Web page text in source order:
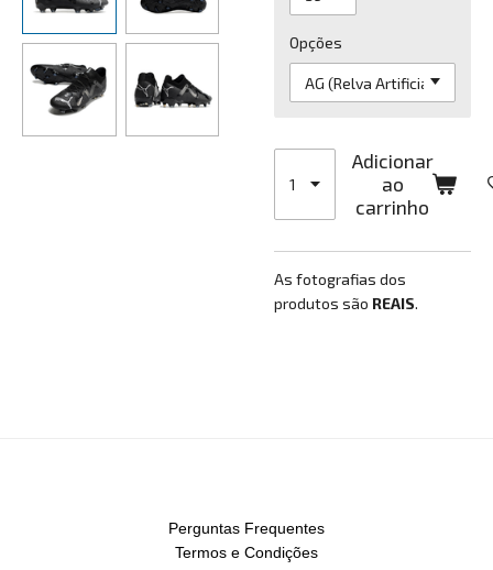
Opções
Adicionar
ao
carrinho
As fotografias dos
produtos são REAIS.
Perguntas Frequentes
Termos e Condições